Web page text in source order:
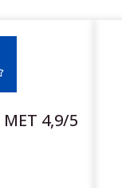
MET 4,9/5